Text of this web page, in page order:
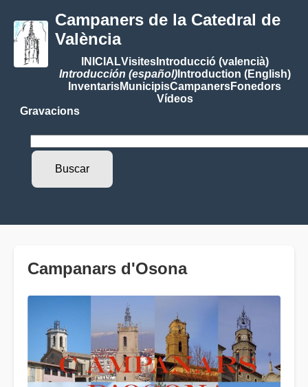
Campaners de la Catedral de
València
INICIALVisitesIntroducció (valencià)
Introducción (español)Introduction (English)
InventarisMunicipisCampanersFonedors
Vídeos
Gravacions
Campanars d'Osona